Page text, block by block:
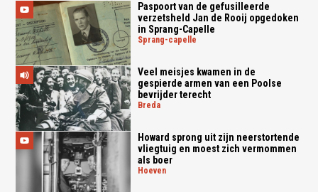
Paspoort van de gefusilleerde
verzetsheld Jan de Rooij opgedoken
in Sprang-Capelle
sprang-capelle
Veel meisjes kwamen in de
gespierde armen van een Poolse
bevrijder terecht
breda
Howard sprong uit zijn neerstortende
vliegtuig en moest zich vermommen
als boer
hoeven